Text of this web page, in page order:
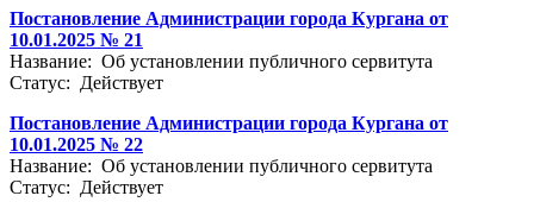
Постановление Администрации города Кургана от
10.01.2025 № 21
Название: Об установлении публичного сервитута
Статус: Действует
Постановление Администрации города Кургана от
10.01.2025 № 22
Название: Об установлении публичного сервитута
Статус: Действует